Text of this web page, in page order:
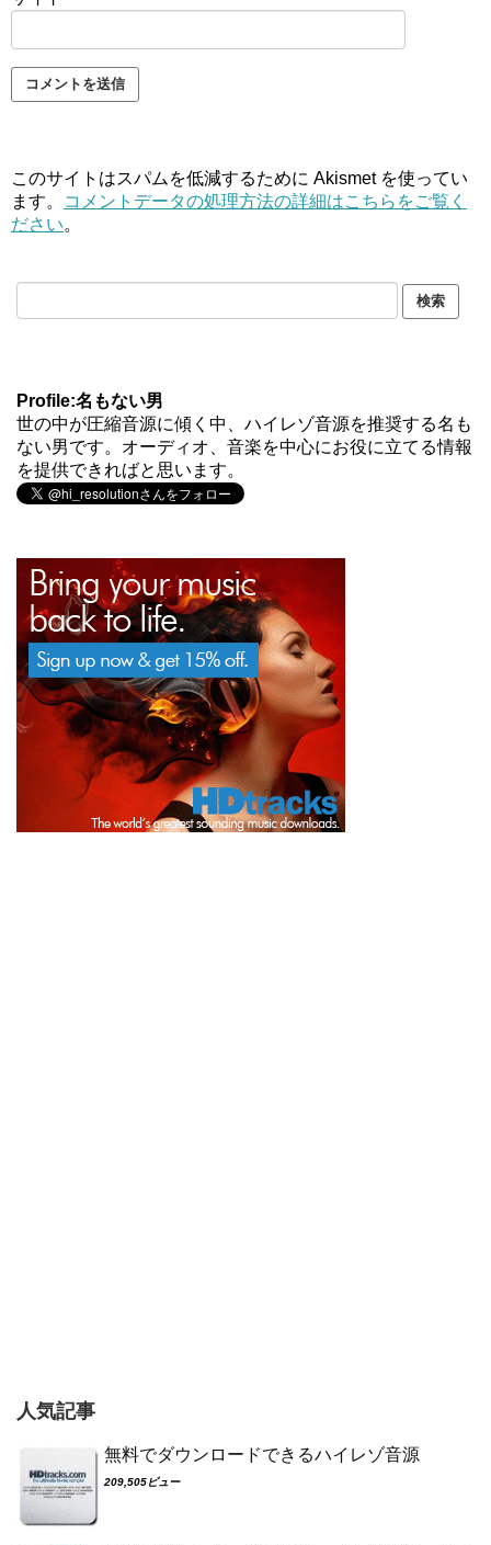
このサイトはスパムを低減するために Akismet を使ってい
ます。
コメントデータの処理方法の詳細はこちらをご覧く
ださい。
Profile:名もない男
世の中が圧縮音源に傾く中、ハイレゾ音源を推奨する名も
ない男です。オーディオ、音楽を中心にお役に立てる情報
を提供できればと思います。
人気記事
無料でダウンロードできるハイレゾ音源
209,505ビュー